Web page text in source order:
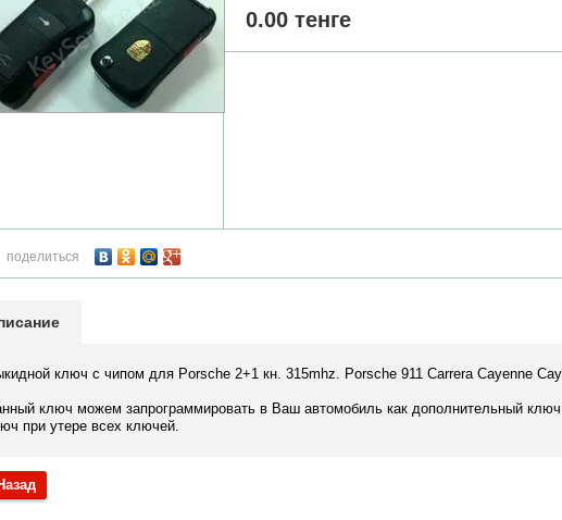
0.00тенге
поделиться
ключ с чипом для Porsche 2+1 кн. 315mhz. Porsche 911 Carrera Cayenne
ключ можем запрограммировать в Ваш автомобиль как дополнительный
при утере всех ключей.